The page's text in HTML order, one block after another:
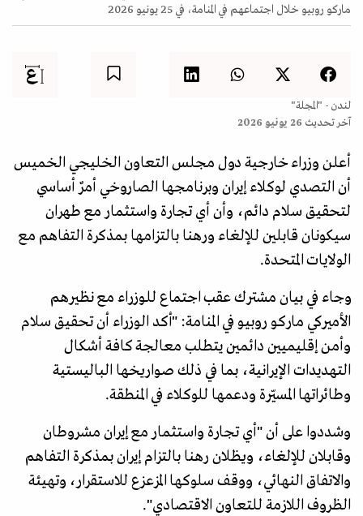
ماركو روبيو خلال اجتماعهم في المنامة، في 25 يونيو 2026
لندن - "المجلة"
آخر تحديث 26 يونيو 2026
أعلن وزراء خارجية دول مجلس التعاون الخليجي الخميس
أن التصدي لوكلاء إيران وبرنامجها الصاروخي أمرٌ أساسي
لتحقيق سلام دائم، وأن أي تجارة واستثمار مع طهران
سيكونان قابلين للإلغاء ورهنا بالتزامها بمذكرة التفاهم مع
الولايات المتحدة.
وجاء في بيان مشترك عقب اجتماع للوزراء مع نظيرهم
الأميركي ماركو روبيو في المنامة: "أكد الوزراء أن تحقيق سلام
وأمن إقليميين دائمين يتطلب معالجة كافة أشكال
التهديدات الإيرانية، بما في ذلك صواريخها الباليستية
وطائراتها المسيّرة ودعمها للوكلاء في المنطقة.
وشددوا على أن "أي تجارة واستثمار مع إيران مشروطان
وقابلان للإلغاء، ويظلان رهنا بالتزام إيران بمذكرة التفاهم
والاتفاق النهائي، ووقف سلوكها المزعزع للاستقرار، وتهيئة
الظروف اللازمة للتعاون الاقتصادي".